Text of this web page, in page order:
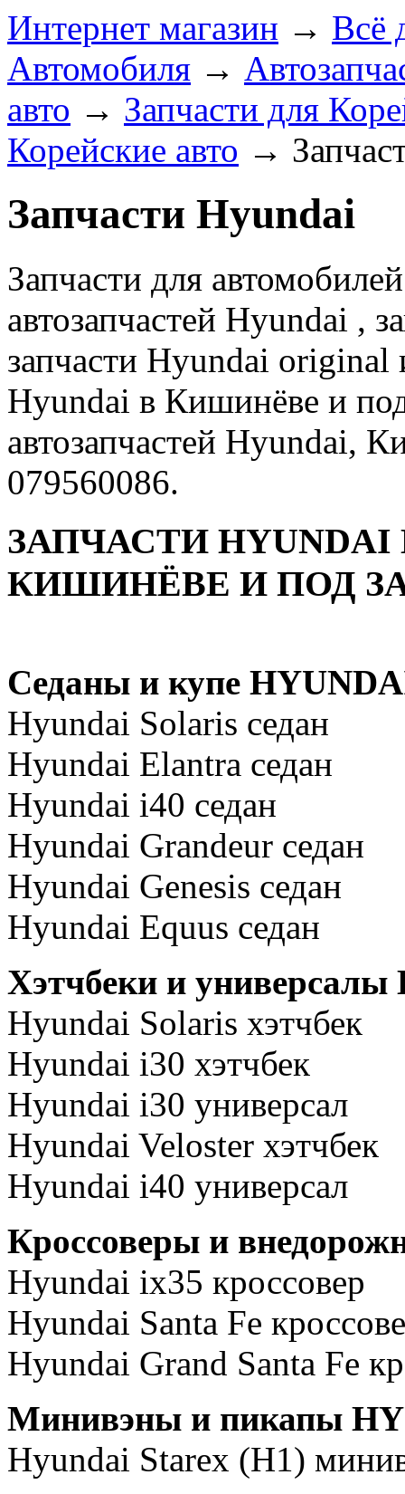
Интернет магазин → Всё
Автомобиля →
авто → Запчасти для
Корейские авто →
Запчасти Hyundai
Запчасти для
автозапчастей Hyundai ,
запчасти Hyundai original
Hyundai в Кишинёве и
автозапчастей
079560086.
ЗАПЧАСТИ
КИШИНЁВЕ И ПОД
Седаны и купе
Hyundai Solaris седан
Hyundai Elantra седан
Hyundai i40 седан
Hyundai Grandeur седан
Hyundai Genesis седан
Hyundai Equus седан
Хэтчбеки и
Hyundai Solaris хэтчбек
Hyundai i30 хэтчбек
Hyundai i30 универсал
Hyundai Veloster хэтчбек
Hyundai i40 универсал
Кроссоверы и
Hyundai ix35 кроссовер
Hyundai Santa Fe
Hyundai Grand Santa Fe
Минивэны и пикапы
Hyundai Starex (H1)